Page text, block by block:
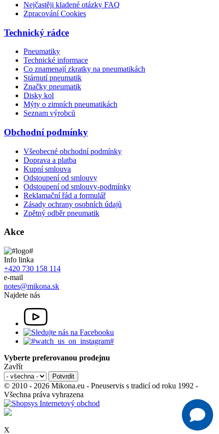
Nejčastěji kladené otázky FAQ
Zpracování Cookies
Technický rádce
Pneumatiky
Technické informace
Co znamenají zkratky na pneumatikách
Stárnutí pneumatik
Značky pneumatik
Disky kol
Mýty o zimních pneumatikách
Seznam výrobců
Obchodní podmínky
Všeobecné obchodní podmínky
Doprava a platba
Kupní smlouva
Odstoupení od smlouvy
Odstoupení od smlouvy-podmínky
Reklamační řád a formulář
Zásady ochrany osobních údajů
Zpětný odběr pneumatik
Akce
Info linka
+420 730 158 114
e-mail
notes@mikona.sk
Najdete nás
Vyberte preferovanou prodejnu
Zavřít
© 2010 - 2026 Mikona.eu - Pneuservis s tradicí od roku 1992 -
Všechna práva vyhrazena
X